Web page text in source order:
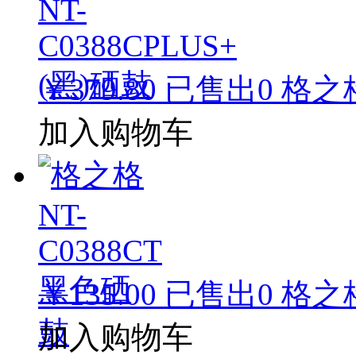
￥379.80 已售出0 格之
加入购物车
￥135.00 已售出0 格之
加入购物车